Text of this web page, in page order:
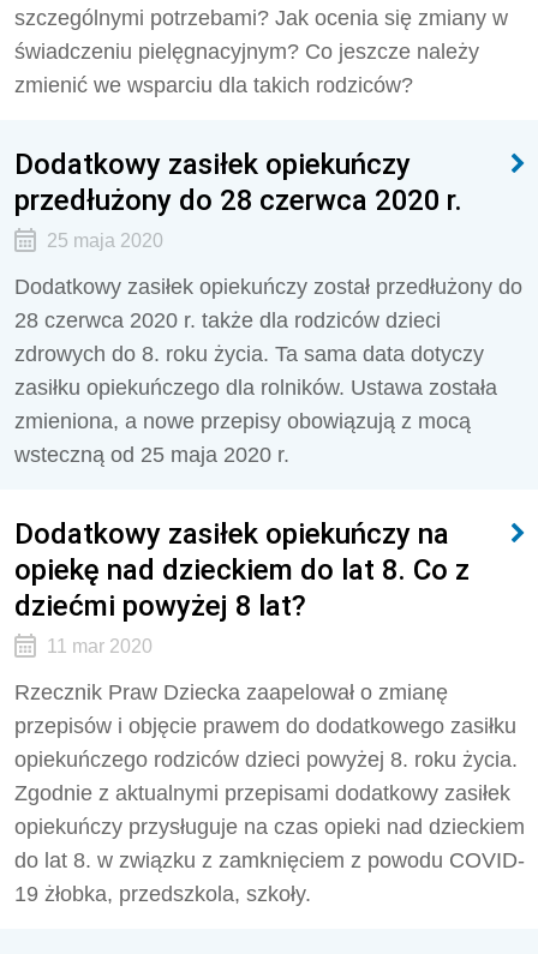
szczególnymi potrzebami? Jak ocenia się zmiany w
świadczeniu pielęgnacyjnym? Co jeszcze należy
zmienić we wsparciu dla takich rodziców?
Dodatkowy zasiłek opiekuńczy
przedłużony do 28 czerwca 2020 r.
25 maja 2020
Dodatkowy zasiłek opiekuńczy został przedłużony do
28 czerwca 2020 r. także dla rodziców dzieci
zdrowych do 8. roku życia. Ta sama data dotyczy
zasiłku opiekuńczego dla rolników. Ustawa została
zmieniona, a nowe przepisy obowiązują z mocą
wsteczną od 25 maja 2020 r.
Dodatkowy zasiłek opiekuńczy na
opiekę nad dzieckiem do lat 8. Co z
dziećmi powyżej 8 lat?
11 mar 2020
Rzecznik Praw Dziecka zaapelował o zmianę
przepisów i objęcie prawem do dodatkowego zasiłku
opiekuńczego rodziców dzieci powyżej 8. roku życia.
Zgodnie z aktualnymi przepisami dodatkowy zasiłek
opiekuńczy przysługuje na czas opieki nad dzieckiem
do lat 8. w związku z zamknięciem z powodu COVID-
19 żłobka, przedszkola, szkoły.